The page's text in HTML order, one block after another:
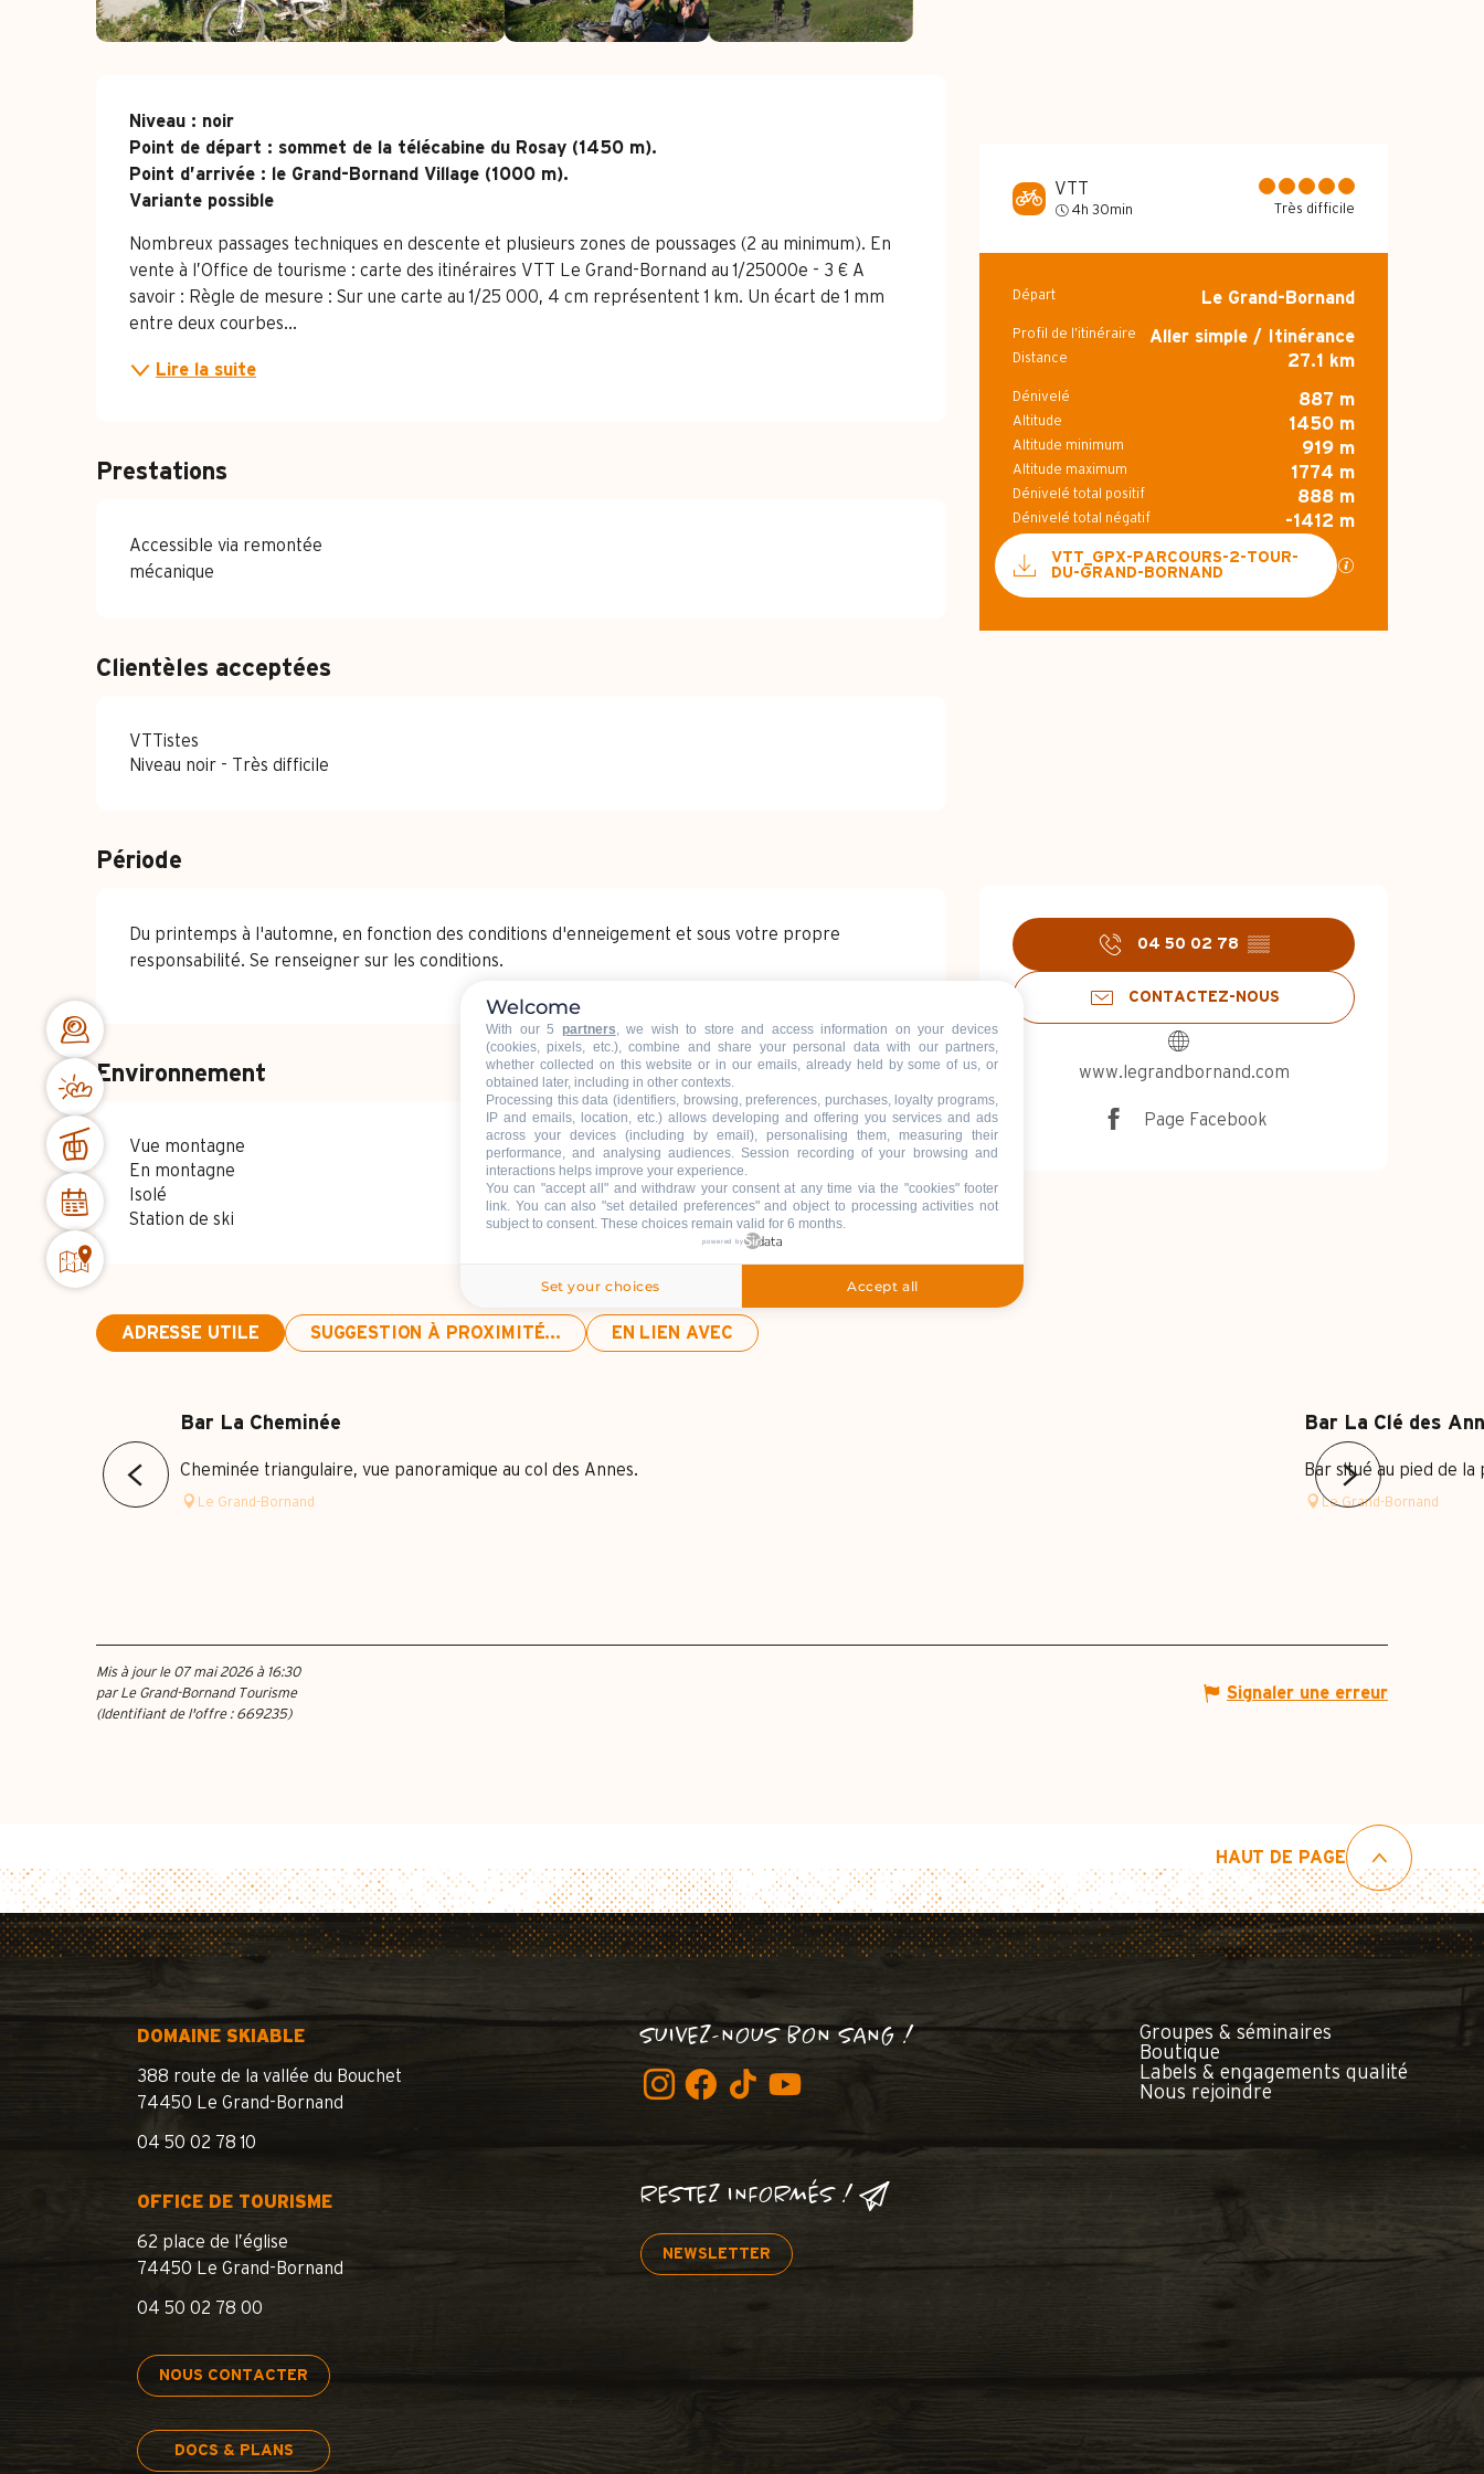
VTT
4h 30min Très difficile
Informations
Départ Le Grand-Bornand
Profil de l’itinéraire Aller simple / Itinérance
Distance 27.1 km
Dénivelé 887 m
Altitude 1450 m
Altitude minimum 919 m
Altitude maximum 1774 m
Dénivelé total positif 888 m
Dénivelé total négatif -1412 m
Documentation
VTT_GPX-PARCOURS-2-TOUR-
DU-GRAND-BORNAND
Ouverture et
04 50 02 78 ▒▒
CONTACTEZ-NOUS
www.legrandbornand.com
Page Facebook
Description
Niveau : noir
Point de départ : sommet de la télécabine du Rosay (1450 m).
Point d’arrivée : le Grand-Bornand Village (1000 m).
Variante possible
Nombreux passages techniques en descente et plusieurs zones de poussages (2 au minimum). En
vente à l’Office de tourisme : carte des itinéraires VTT Le Grand-Bornand au 1/25000e - 3 € A
savoir : Règle de mesure : Sur une carte au 1/25 000, 4 cm représentent 1 km. Un écart de 1 mm
entre deux courbes...
Lire la suite
Prestations
Accessible via remontée
mécanique
Clientèles acceptées
VTTistes
Niveau noir - Très difficile
Période
Du printemps à l'automne, en fonction des conditions d'enneigement et sous votre propre
responsabilité. Se renseigner sur les conditions.
Environnement
Vue montagne
En montagne
Isolé
Station de ski
ADRESSE UTILE SUGGESTION À PROXIMITÉ... EN LIEN AVEC
Bar La Cheminée
Cheminée triangulaire, vue panoramique au col des Annes.
Le Grand-Bornand
Bar La Clé des
Bar situé au pied de
Le Grand-Bornand
Mis à jour le 07 mai 2026 à 16:30
par Le Grand-Bornand Tourisme
(Identifiant de l'offre : 669235)
Signaler une erreur
HAUT DE PAGE
DOMAINE SKIABLE
388 route de la vallée du Bouchet
74450 Le Grand-Bornand
04 50 02 78 10
OFFICE DE TOURISME
62 place de l’église
74450 Le Grand-Bornand
04 50 02 78 00
NOUS CONTACTER
DOCS & PLANS
SUIVEZ-NOUS BON SANG !
RESTEZ INFORMÉS !
NEWSLETTER
Groupes & séminaires
Boutique
Labels & engagements qualité
Nous rejoindre
Welcome
With our 5 partners, we wish to store and access information on your devices
(cookies, pixels, etc.), combine and share your personal data with our partners,
whether collected on this website or in our emails, already held by some of us, or
obtained later, including in other contexts.
Processing this data (identifiers, browsing, preferences, purchases, loyalty programs,
IP and emails, location, etc.) allows developing and offering you services and ads
across your devices (including by email), personalising them, measuring their
performance, and analysing audiences. Session recording of your browsing and
interactions helps improve your experience.
You can "accept all" and withdraw your consent at any time via the "cookies" footer
link. You can also "set detailed preferences" and object to processing activities not
subject to consent. These choices remain valid for 6 months.
powered by
Set your choices Accept all